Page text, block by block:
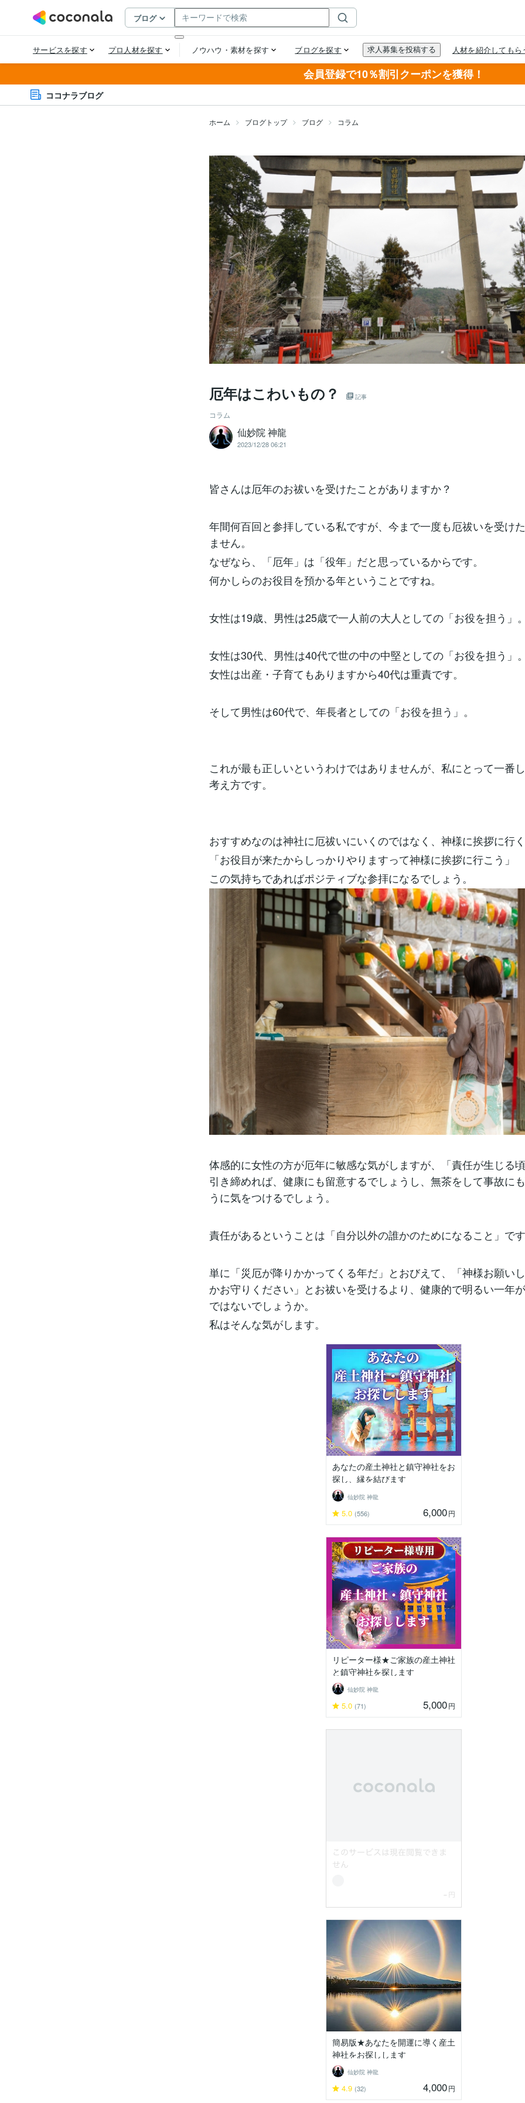
会員登録で10％割引クーポンを獲得！
ココナラブログ
ホーム ブログトップ ブログ コラム
厄年はこわいもの？ 記事
コラム
仙妙院 神龍
2023/12/28 06:21
皆さんは厄年のお祓いを受けたことがありますか？
年間何百回と参拝している私ですが、今まで一度も厄祓いを受け
ません。
なぜなら、「厄年」は「役年」だと思っているからです。
何かしらのお役目を預かる年ということですね。
女性は19歳、男性は25歳で一人前の大人としての「お役を担う」。
女性は30代、男性は40代で世の中の中堅としての「お役を担う」。
女性は出産・子育てもありますから40代は重責です。
そして男性は60代で、年長者としての「お役を担う」。
これが最も正しいというわけではありませんが、私にとって一番
考え方です。
おすすめなのは神社に厄祓いにいくのではなく、神様に挨拶に行く
「お役目が来たからしっかりやりますって神様に挨拶に行こう」
この気持ちであればポジティブな参拝になるでしょう。
体感的に女性の方が厄年に敏感な気がしますが、「責任が生じる
引き締めれば、健康にも留意するでしょうし、無茶をして事故に
うに気をつけるでしょう。
責任があるということは「自分以外の誰かのためになること」です
単に「災厄が降りかかってくる年だ」とおびえて、「神様お願い
かお守りください」とお祓いを受けるより、健康的で明るい一年
ではないでしょうか。
私はそんな気がします。
あなたの産土神社と鎮守神社をお
探し、縁を結びます
仙妙院 神龍
5.0 (556) 6,000円
リピーター様★ご家族の産土神社
と鎮守神社を探します
仙妙院 神龍
5.0 (71) 5,000円
簡易版★あなたを開運に導く産土
神社をお探しします
仙妙院 神龍
4.9 (32) 4,000円